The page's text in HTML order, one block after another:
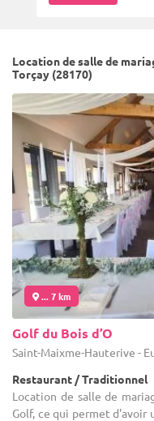
Location de salle de
Torçay (28170)
... 7 km
Golf du Bois d’O
Saint-Maixme-Hauterive -
Restaurant / Traditionnel
Location de salle de
Golf, ce qui permet d'avoir